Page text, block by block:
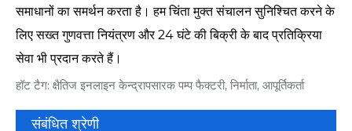
समाधानों का समर्थन करता है। हम चिंता मुक्त संचालन सुनिश्चित करने के
लिए सख्त गुणवत्ता नियंत्रण और 24 घंटे की बिक्री के बाद प्रतिक्रिया
सेवा भी प्रदान करते हैं।
हॉट टैग: क्षैतिज इनलाइन केन्द्रापसारक पम्प फैक्टरी, निर्माता, आपूर्तिकर्ता
संबंधित श्रेणी